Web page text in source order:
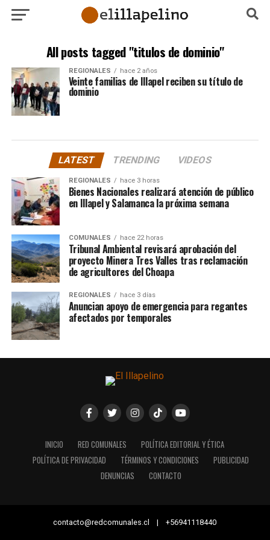
All posts tagged "titulos de dominio"
REGIONALES hace 2 años
Veinte familias de Illapel reciben su título de
dominio
LATEST TRENDING VIDEOS
REGIONALES hace 3 horas
Bienes Nacionales realizará atención de público
en Illapel y Salamanca la próxima semana
COMUNALES hace 22 horas
Tribunal Ambiental revisará aprobación del
proyecto Minera Tres Valles tras reclamación
de agricultores del Choapa
REGIONALES hace 3 días
Anuncian apoyo de emergencia para regantes
afectados por temporales
INICIO RED COMUNALES
POLÍTICA EDITORIAL Y ÉTICA
POLÍTICA DE PRIVACIDAD
TÉRMINOS Y CONDICIONES
PUBLICIDAD
DENUNCIAS
CONTACTO
contacto@redcomunales.cl | +56941118440